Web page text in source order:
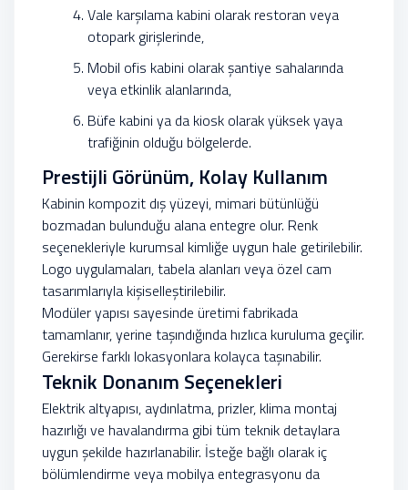
Vale karşılama kabini olarak restoran veya
otopark girişlerinde,
Mobil ofis kabini olarak şantiye sahalarında
veya etkinlik alanlarında,
Büfe kabini ya da kiosk olarak yüksek yaya
trafiğinin olduğu bölgelerde.
Prestijli Görünüm, Kolay Kullanım
Kabinin kompozit dış yüzeyi, mimari bütünlüğü
bozmadan bulunduğu alana entegre olur. Renk
seçenekleriyle kurumsal kimliğe uygun hale getirilebilir.
Logo uygulamaları, tabela alanları veya özel cam
tasarımlarıyla kişiselleştirilebilir.
Modüler yapısı sayesinde üretimi fabrikada
tamamlanır, yerine taşındığında hızlıca kuruluma geçilir.
Gerekirse farklı lokasyonlara kolayca taşınabilir.
Teknik Donanım Seçenekleri
Elektrik altyapısı, aydınlatma, prizler, klima montaj
hazırlığı ve havalandırma gibi tüm teknik detaylara
uygun şekilde hazırlanabilir. İsteğe bağlı olarak iç
bölümlendirme veya mobilya entegrasyonu da